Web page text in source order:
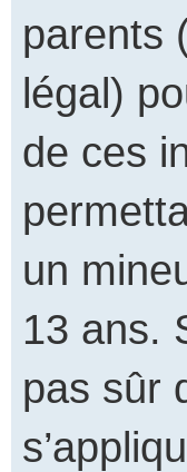
parents
légal)
de ces
un
13 ans.
pas sûr